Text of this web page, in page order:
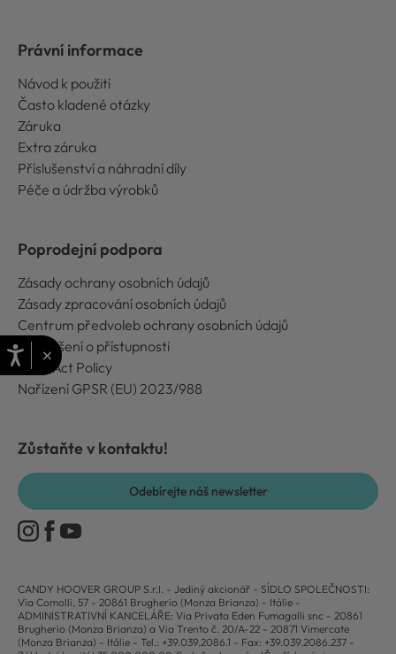
Právní informace
Návod k použití
Často kladené otázky
Záruka
Extra záruka
Příslušenství a náhradní díly
Péče a údržba výrobků
Poprodejní podpora
Zásady ochrany osobních údajů
Zásady zpracování osobních údajů
Centrum předvoleb ochrany osobních údajů
Prohlášení o přístupnosti
Data Act Policy
Nařízení GPSR (EU) 2023/988
Zůstaňte v kontaktu!
Odebírejte náš newsletter
CANDY HOOVER GROUP S.r.I. - Jediný akcionář - SÍDLO SPOLEČNOSTI:
Via Comolli, 57 - 20861 Brugherio (Monza Brianza) - Itálie -
ADMINISTRATIVNÍ KANCELÁŘE: Via Privata Eden Fumagalli snc - 20861
Brugherio (Monza Brianza) a Via Trento č. 20/A-22 - 20871 Vimercate
(Monza Brianza) - Itálie - Tel.: +39.039.2086.1 - Fax: +39.039.2086.237 -
×